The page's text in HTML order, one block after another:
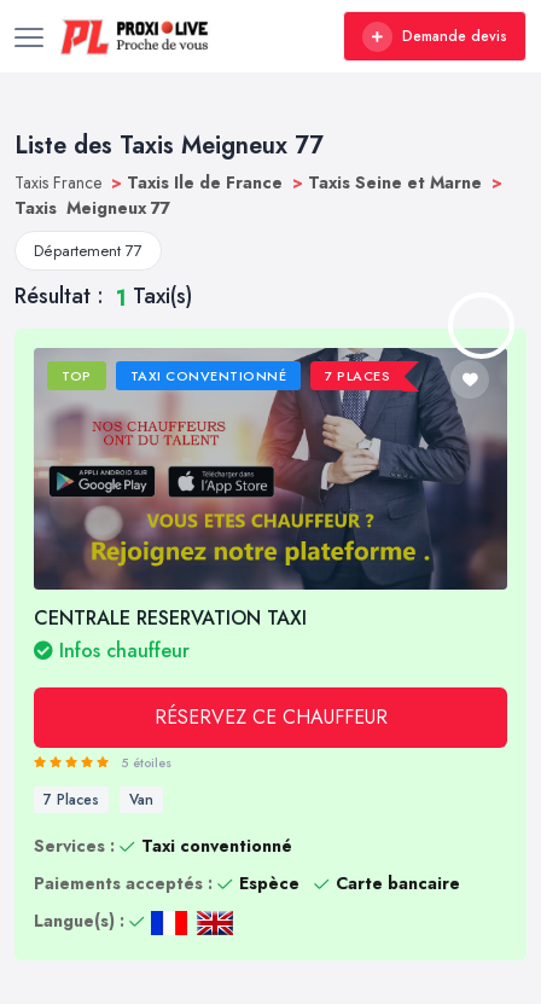
Demande devis
Liste des Taxis Meigneux 77
Taxis France > Taxis Ile de France > Taxis Seine et Marne >
Taxis Meigneux 77
Département 77
Résultat : 1 Taxi(s)
TOP TAXI CONVENTIONNÉ 7 PLACES
CENTRALE RESERVATION TAXI
Infos chauffeur
RÉSERVEZ CE CHAUFFEUR
5 étoiles
7 Places Van
Services :
Taxi conventionné
Paiements acceptés :
Espèce
Carte bancaire
Langue(s) :